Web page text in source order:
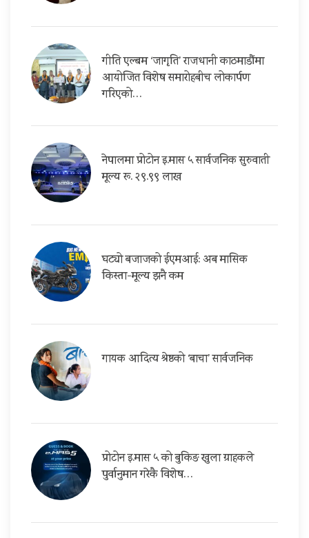
गीति एल्बम ‘जागृति’ राजधानी काठमाडौंमा
आयोजित विशेष समारोहबीच लोकार्पण
गरिएको…
नेपालमा प्रोटोन इ.मास ५ सार्वजनिक सुरुवाती
मूल्य रू. २९.९९ लाख
घट्यो बजाजको ईएमआई: अब मासिक
किस्ता-मूल्य झनै कम
गायक आदित्य श्रेष्ठको ‘बाचा’ सार्वजनिक
प्रोटोन इ.मास ५ को बुकिङ खुला ग्राहकले
पुर्वानुमान गरेकै विशेष…